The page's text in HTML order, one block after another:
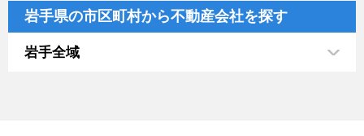
岩手県の市区町村から不動産会社を探す
岩手全域